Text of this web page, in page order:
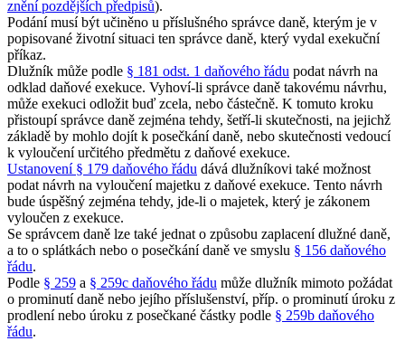
znění pozdějších předpisů).
Podání musí být učiněno u příslušného správce daně, kterým je v
popisované životní situaci ten správce daně, který vydal exekuční
příkaz.
Dlužník může podle § 181 odst. 1 daňového řádu podat návrh na
odklad daňové exekuce. Vyhoví-li správce daně takovému návrhu,
může exekuci odložit buď zcela, nebo částečně. K tomuto kroku
přistoupí správce daně zejména tehdy, šetří-li skutečnosti, na jejichž
základě by mohlo dojít k posečkání daně, nebo skutečnosti vedoucí
k vyloučení určitého předmětu z daňové exekuce.
Ustanovení § 179 daňového řádu dává dlužníkovi také možnost
podat návrh na vyloučení majetku z daňové exekuce. Tento návrh
bude úspěšný zejména tehdy, jde-li o majetek, který je zákonem
vyloučen z exekuce.
Se správcem daně lze také jednat o způsobu zaplacení dlužné daně,
a to o splátkách nebo o posečkání daně ve smyslu § 156 daňového
řádu.
Podle § 259 a § 259c daňového řádu může dlužník mimoto požádat
o prominutí daně nebo jejího příslušenství, příp. o prominutí úroku z
prodlení nebo úroku z posečkané částky podle § 259b daňového
řádu.